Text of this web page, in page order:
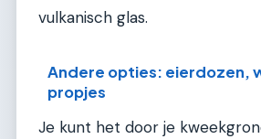
vulkanisch glas.
Andere opties: eierdozen,
propjes
Je kunt het door je